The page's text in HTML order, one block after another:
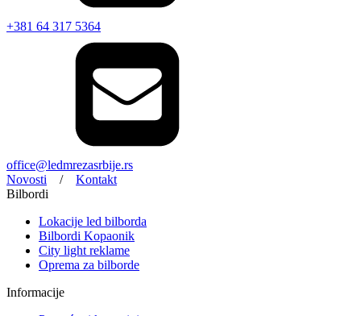
+381 64 317 5364
office@ledmrezasrbije.rs
Novosti / Kontakt
Bilbordi
Lokacije led bilborda
Bilbordi Kopaonik
City light reklame
Oprema za bilborde
Informacije